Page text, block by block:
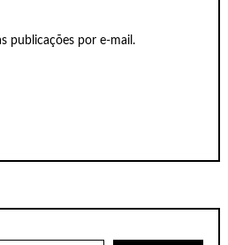
publicações por e-mail.